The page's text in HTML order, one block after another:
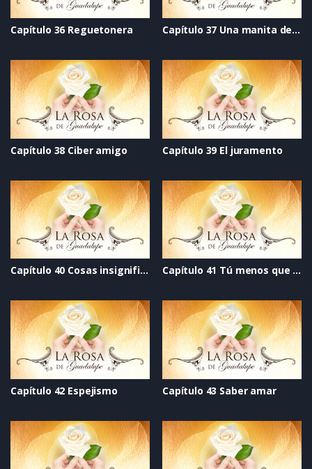
Capítulo 36 Reguetonera Capítulo 37 Una manita de gato
Capítulo 38 Ciber amigo Capítulo 39 El juramento
Capítulo 40 Cosas insignificantes Capítulo 41 Tú menos que nadie
Capítulo 42 Espejismo Capítulo 43 Saber amar